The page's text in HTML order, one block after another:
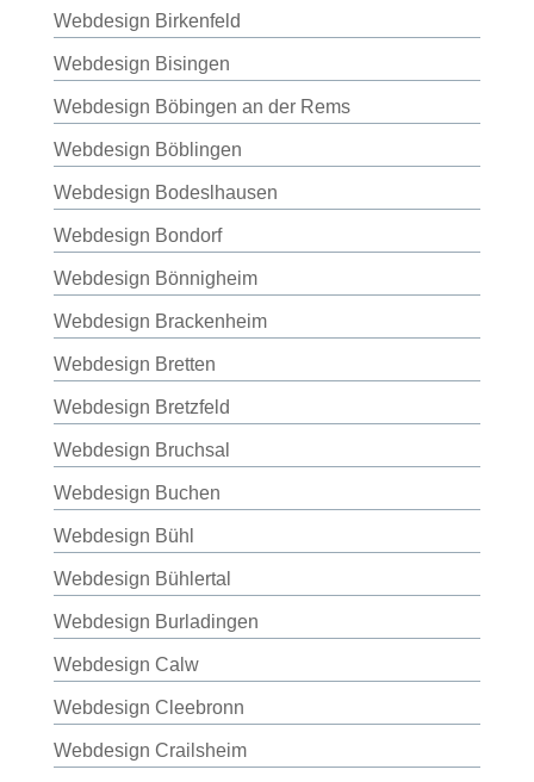
Webdesign Birkenfeld
Webdesign Bisingen
Webdesign Böbingen an der Rems
Webdesign Böblingen
Webdesign Bodeslhausen
Webdesign Bondorf
Webdesign Bönnigheim
Webdesign Brackenheim
Webdesign Bretten
Webdesign Bretzfeld
Webdesign Bruchsal
Webdesign Buchen
Webdesign Bühl
Webdesign Bühlertal
Webdesign Burladingen
Webdesign Calw
Webdesign Cleebronn
Webdesign Crailsheim